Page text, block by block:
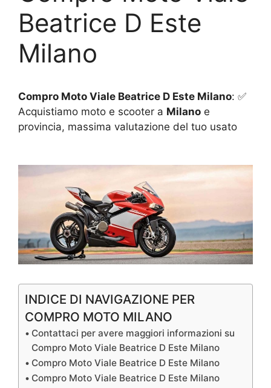
Beatrice D Este
Milano
Compro Moto Viale Beatrice D Este Milano: ✅
Acquistiamo moto e scooter a Milano e
provincia, massima valutazione del tuo usato
INDICE DI NAVIGAZIONE PER
COMPRO MOTO MILANO
Contattaci per avere maggiori informazioni su
Compro Moto Viale Beatrice D Este Milano
Compro Moto Viale Beatrice D Este Milano
Compro Moto Viale Beatrice D Este Milano